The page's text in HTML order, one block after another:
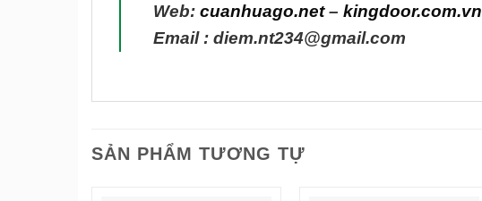
Web: cuanhuago.net– kingdoor.com.vn
Email : diem.nt234@gmail.com
SẢN PHẨM TƯƠNG TỰ